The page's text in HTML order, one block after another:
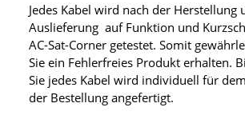
Jedes Kabel wird nach der Herstellung
Auslieferung auf Funktion und
AC-Sat-Corner getestet. Somit
Sie ein Fehlerfreies Produkt erhalten.
Sie jedes Kabel wird individuell für
der Bestellung angefertigt.